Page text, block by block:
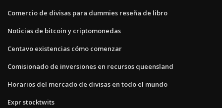
Comercio de divisas para dummies reseña de libro
Noticias de bitcoin y criptomonedas
Centavo existencias cómo comenzar
Comisionado de inversiones en recursos queensland
Horarios del mercado de divisas en todo el mundo
Expr stocktwits